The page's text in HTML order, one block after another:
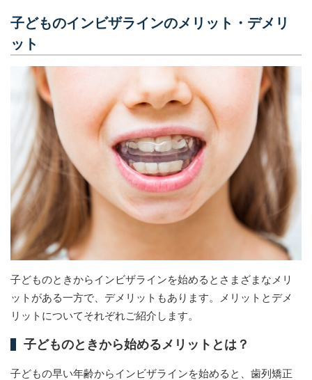
子どものインビザラインのメリット・デメリ
ット
子どものときからインビザラインを始めるとさまざまなメリ
ットがある一方で、デメリットもあります。メリットとデメ
リットについてそれぞれご紹介します。
子どものときから始めるメリットとは？
子どもの早い年齢からインビザラインを始めると、歯列矯正